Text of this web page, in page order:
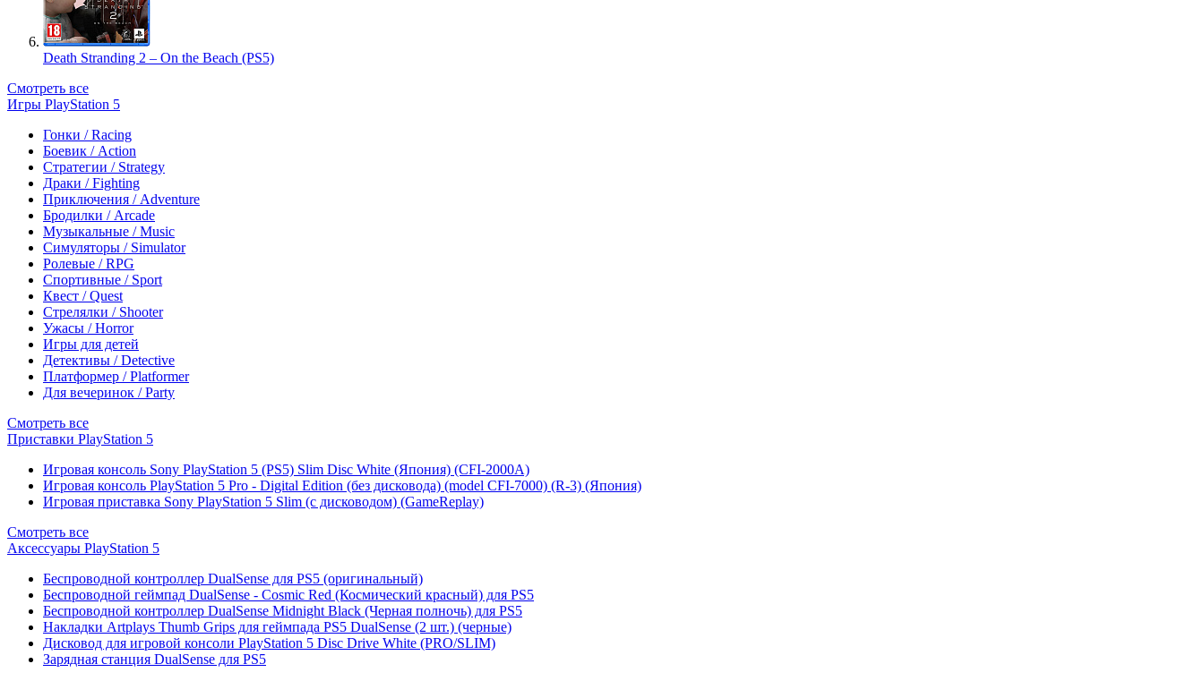
Death Stranding 2 – On the Beach (PS5)
Смотреть все
Игры PlayStation 5
Гонки / Racing
Боевик / Action
Стратегии / Strategy
Драки / Fighting
Приключения / Adventure
Бродилки / Arcade
Музыкальные / Music
Симуляторы / Simulator
Ролевые / RPG
Спортивные / Sport
Квест / Quest
Стрелялки / Shooter
Ужасы / Horror
Игры для детей
Детективы / Detective
Платформер / Platformer
Для вечеринок / Party
Смотреть все
Приставки PlayStation 5
Игровая консоль Sony PlayStation 5 (PS5) Slim Disc White (Япония) (CFI-2000A)
Игровая консоль PlayStation 5 Pro - Digital Edition (без дисковода) (model CFI-7000) (R-3) (Япония)
Игровая приставка Sony PlayStation 5 Slim (с дисководом) (GameReplay)
Смотреть все
Аксессуары PlayStation 5
Беспроводной контроллер DualSense для PS5 (оригинальный)
Беспроводной геймпад DualSense - Cosmic Red (Космический красный) для PS5
Беспроводной контроллер DualSense Midnight Black (Черная полночь) для PS5
Накладки Artplays Thumb Grips для геймпада PS5 DualSense (2 шт.) (черные)
Дисковод для игровой консоли PlayStation 5 Disc Drive White (PRO/SLIM)
Зарядная станция DualSense для PS5